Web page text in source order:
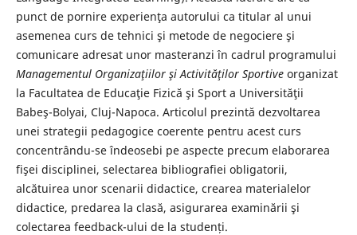
punct de pornire experienţa autorului ca titular al unui
asemenea curs de tehnici şi metode de negociere şi
comunicare adresat unor masteranzi în cadrul programului
Managementul Organizaţiilor şi Activităţilor Sportiveorganizat
la Facultatea de Educaţie Fizică şi Sport a Universităţii
Babeş-Bolyai, Cluj-Napoca. Articolul prezintă dezvoltarea
unei strategii pedagogice coerente pentru acest curs
concentrându-se îndeosebi pe aspecte precum elaborarea
fişei disciplinei, selectarea bibliografiei obligatorii,
alcătuirea unor scenarii didactice, crearea materialelor
didactice, predarea la clasă, asigurarea examinării şi
colectarea feedback-ului de la studenți.